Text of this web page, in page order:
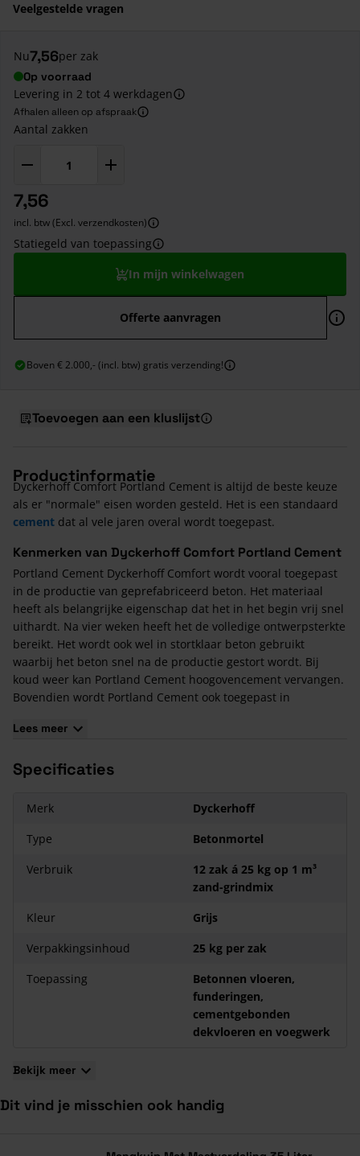
Veelgestelde vragen
Nu7,56per zak
Op voorraad
Levering in 2 tot 4 werkdagen
Afhalen alleen op afspraak
Aantal zakken
7,56
incl. btw (Excl. verzendkosten)
Statiegeld van toepassing
In mijn winkelwagen
Offerte aanvragen
Boven € 2.000,- (incl. btw) gratis verzending!
Toevoegen aan een kluslijst
Productinformatie
Dyckerhoff Comfort Portland Cement is altijd de beste keuze
als er "normale" eisen worden gesteld. Het is een standaard
cement dat al vele jaren overal wordt toegepast.
Kenmerken van Dyckerhoff Comfort Portland Cement
Portland Cement Dyckerhoff Comfort wordt vooral toegepast
in de productie van geprefabriceerd beton. Het materiaal
heeft als belangrijke eigenschap dat het in het begin vrij snel
uithardt. Na vier weken heeft het de volledige ontwerpsterkte
bereikt. Het wordt ook wel in stortklaar beton gebruikt
waarbij het beton snel na de productie gestort wordt. Bij
koud weer kan Portland Cement hoogovencement vervangen.
Bovendien wordt Portland Cement ook toegepast in
Lees meer
Specificaties
Merk
Dyckerhoff
Type
Betonmortel
Verbruik
12 zak á 25 kg op 1 m³
zand-grindmix
Kleur
Grijs
Verpakkingsinhoud
25 kg per zak
Toepassing
Betonnen vloeren,
funderingen,
cementgebonden
dekvloeren en voegwerk
Bekijk meer
Dit vind je misschien ook handig